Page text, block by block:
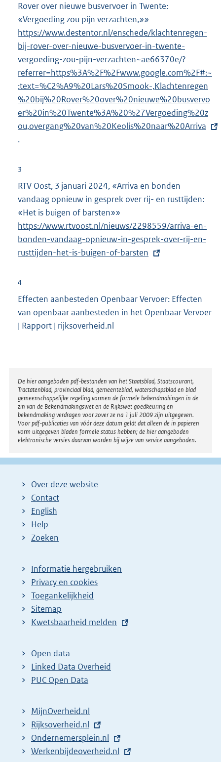
:
Rover over nieuwe busvervoer in Twente:
«Vergoeding zou pijn verzachten,»»
x
t
e
r
n
e
l
i
https://www.destentor.nl/enschede/klachtenregen-
bij-rover-over-nieuwe-busvervoer-in-twente-
vergoeding-zou-pijn-verzachten~ae66370e/?
referrer=https%3A%2F%2Fwww.google.com%2F#:~
:text=%C2%A9%20Lars%20Smook-,Klachtenregen
%20bij%20Rover%20over%20nieuwe%20busvervo
er%20in%20Twente%3A%20%27Vergoeding%20z
ou,overgang%20van%20Keolis%20naar%20Arriva
.
3
RTV Oost, 3 januari 2024, «Arriva en bonden
vandaag opnieuw in gesprek over rij- en rusttijden:
«Het is buigen of barsten»»
x
t
e
https://www.rtvoost.nl/nieuws/2298559/arriva-en-
bonden-vandaag-opnieuw-in-gesprek-over-rij-en-
rusttijden-het-is-buigen-of-barsten
4
Effecten aanbesteden Openbaar Vervoer: Effecten
van openbaar aanbesteden in het Openbaar Vervoer
| Rapport | rijksoverheid.nl
Disclaimer
De hier aangeboden pdf-bestanden van het Staatsblad, Staatscourant,
Tractatenblad, provinciaal blad, gemeenteblad, waterschapsblad en blad
gemeenschappelijke regeling vormen de formele bekendmakingen in de
zin van de Bekendmakingswet en de Rijkswet goedkeuring en
bekendmaking verdragen voor zover ze na 1 juli 2009 zijn uitgegeven.
Voor pdf-publicaties van vóór deze datum geldt dat alleen de in papieren
vorm uitgegeven bladen formele status hebben; de hier aangeboden
elektronische versies daarvan worden bij wijze van service aangeboden.
Over deze website
Contact
English
Help
Zoeken
Informatie hergebruiken
Privacy en cookies
Toegankelijkheid
Sitemap
E
t
e
r
l
i
n
k
Kwetsbaarheid melden
Open data
Linked Data Overheid
PUC Open Data
MijnOverheid.nl
E
x
t
Rijksoverheid.nl
E
x
Ondernemersplein.nl
E
Werkenbijdeoverheid.nl